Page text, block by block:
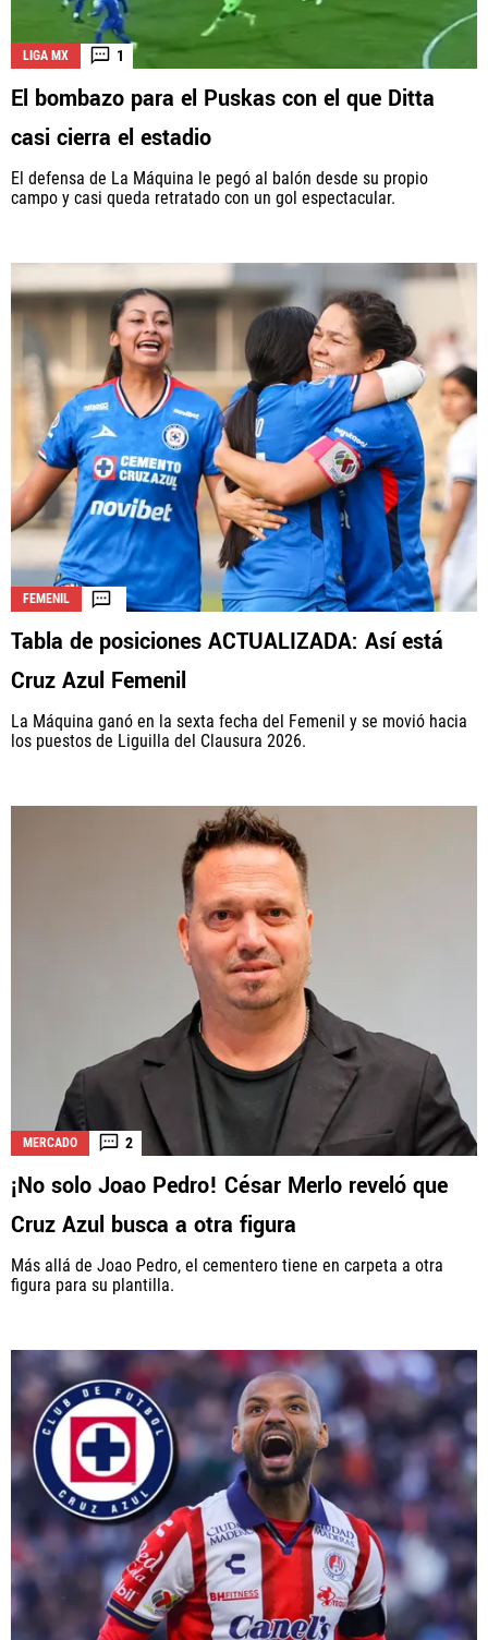
LIGA MX 1
El bombazo para el Puskas con el que Ditta
casi cierra el estadio
El defensa de La Máquina le pegó al balón desde su propio
campo y casi queda retratado con un gol espectacular.
FEMENIL
Tabla de posiciones ACTUALIZADA: Así está
Cruz Azul Femenil
La Máquina ganó en la sexta fecha del Femenil y se movió hacia
los puestos de Liguilla del Clausura 2026.
MERCADO 2
¡No solo Joao Pedro! César Merlo reveló que
Cruz Azul busca a otra figura
Más allá de Joao Pedro, el cementero tiene en carpeta a otra
figura para su plantilla.